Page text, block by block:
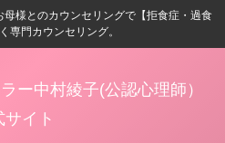
様とのカウンセリングで【拒食症・過食
専門カウンセリング。
ー中村綾子(公認心理師）
サイト